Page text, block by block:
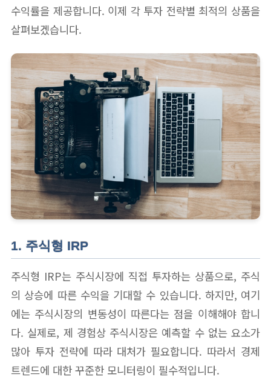
수익률을 제공합니다. 이제 각 투자 전략별 최적의 상품을
살펴보겠습니다.
1. 주식형 IRP
주식형 IRP는 주식시장에 직접 투자하는 상품으로, 주식
의 상승에 따른 수익을 기대할 수 있습니다. 하지만, 여기
에는 주식시장의 변동성이 따른다는 점을 이해해야 합니
다. 실제로, 제 경험상 주식시장은 예측할 수 없는 요소가
많아 투자 전략에 따라 대처가 필요합니다. 따라서 경제
트렌드에 대한 꾸준한 모니터링이 필수적입니다.